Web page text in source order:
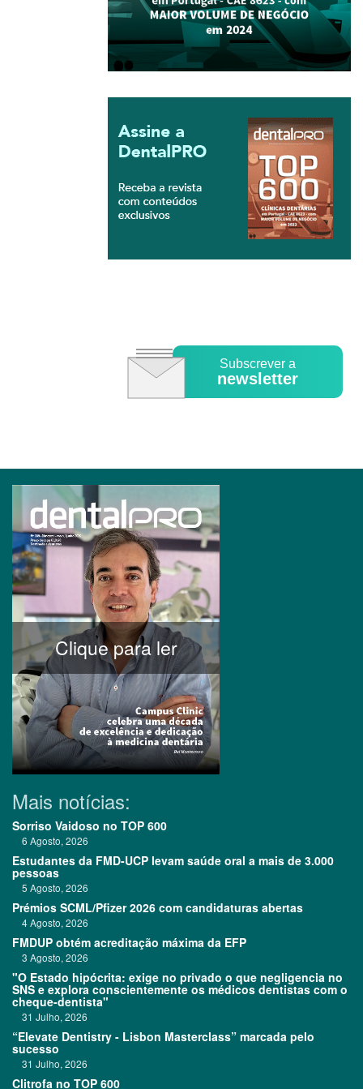
Subscrever a
newsletter
Clique para ler
Mais notícias:
Sorriso Vaidoso no TOP 600
6 Agosto, 2026
Estudantes da FMD-UCP levam saúde oral a mais de 3.000
pessoas
5 Agosto, 2026
Prémios SCML/Pfizer 2026 com candidaturas abertas
4 Agosto, 2026
FMDUP obtém acreditação máxima da EFP
3 Agosto, 2026
"O Estado hipócrita: exige no privado o que negligencia no
SNS e explora conscientemente os médicos dentistas com o
cheque-dentista"
31 Julho, 2026
“Elevate Dentistry - Lisbon Masterclass” marcada pelo
sucesso
31 Julho, 2026
Clitrofa no TOP 600